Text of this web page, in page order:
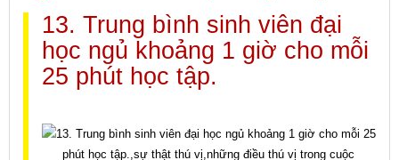
13. Trung bình sinh viên đại
học ngủ khoảng 1 giờ cho mỗi
25 phút học tập.